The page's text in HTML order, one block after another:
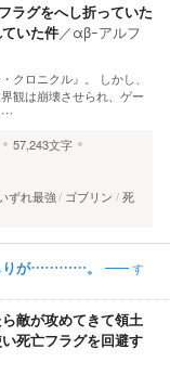
ラグをへし折っていた
いた件／αβｰアルフ
クロニクル』。 しかし、
観は崩壊させられ、ゲー
…
57,243文字
ずれ最強 ゴブリン
死
りが…………。
す
敵が攻めてきて領土
死亡フラグを回避す